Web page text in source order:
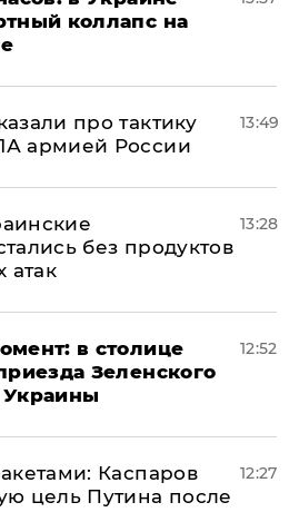
коллапс на
про тактику
армией России
13:49
без продуктов
атак
13:28
в столице
Зеленского
Украины
12:52
Каспаров
цель Путина после
12:27